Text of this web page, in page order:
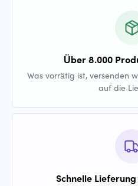
Über 8.000
Was vorrätig ist, versenden
auf die
Schnelle